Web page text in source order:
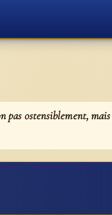
pas ostensiblement,